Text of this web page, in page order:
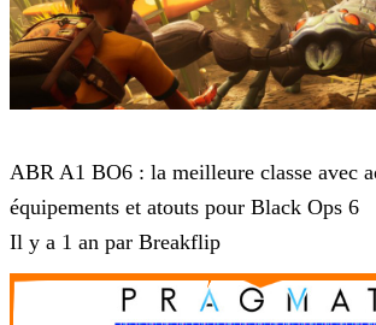
ABR A1 BO6 : la meilleure classe avec
équipements et atouts pour Black Ops 6
Il y a 1 an par Breakflip